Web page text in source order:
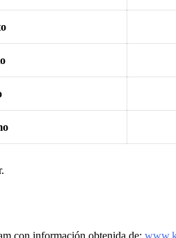
con información obtenida de: